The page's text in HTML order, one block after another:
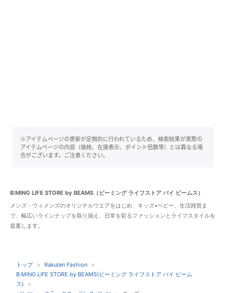
※アイテムページの更新が定期的に行われているため、検索結果が実際の
アイテムページの内容（価格、在庫表示、ポイント倍数等）とは異なる場
合がございます。ご注意ください。
B:MING LIFE STORE by BEAMS（ビーミング ライフストア バイ ビームス）
メンズ・ウィメンズのオリジナルウエアをはじめ、キッズ•ベビー、生活雑貨ま
で、幅広いラインナップを取り揃え、日常を彩るファッションとライフスタイルを
提案します。
トップ
Rakuten Fashion
B:MING LIFE STORE by BEAMS(ビーミング ライフストア バイ ビーム
ス)